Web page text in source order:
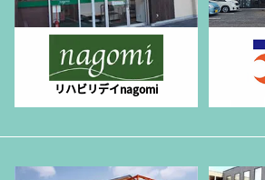
リハビリデイnagomi